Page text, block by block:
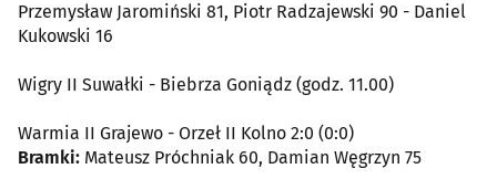
Przemysław Jaromiński 81, Piotr Radzajewski 90 - Daniel
Kukowski 16
Wigry II Suwałki - Biebrza Goniądz (godz. 11.00)
Warmia II Grajewo - Orzeł II Kolno 2:0 (0:0)
Bramki: Mateusz Próchniak 60, Damian Węgrzyn 75